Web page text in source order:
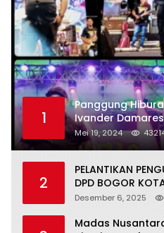
1
Panggung
Ivander
Warga
Mei 19, 2024
2
PELANTIKAN
DPD BOGOR
KHIDMAT
Desember 6, 2025
Madas